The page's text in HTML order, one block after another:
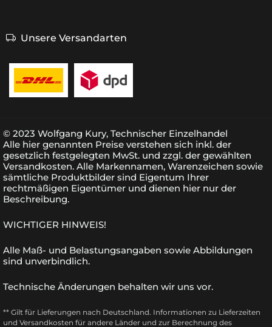
Unsere Versandarten
© 2023 Wolfgang Kury, Technischer Einzelhandel
Alle hier genannten Preise verstehen sich inkl. der
gesetzlich festgelegten MwSt. und zzgl. der gewählten
Versandkosten. Alle Markennamen, Warenzeichen sowie
sämtliche Produktbilder sind Eigentum Ihrer
rechtmäßigen Eigentümer und dienen hier nur der
Beschreibung.
WICHTIGER HINWEIS!
Alle Maß- und Belastungsangaben sowie Abbildungen
sind unverbindlich.
Technische Änderungen behalten wir uns vor.
** Gilt für Lieferungen nach Deutschland. Informationen zu Lieferzeiten
und Versandkosten für andere Länder und zur Berechnung des